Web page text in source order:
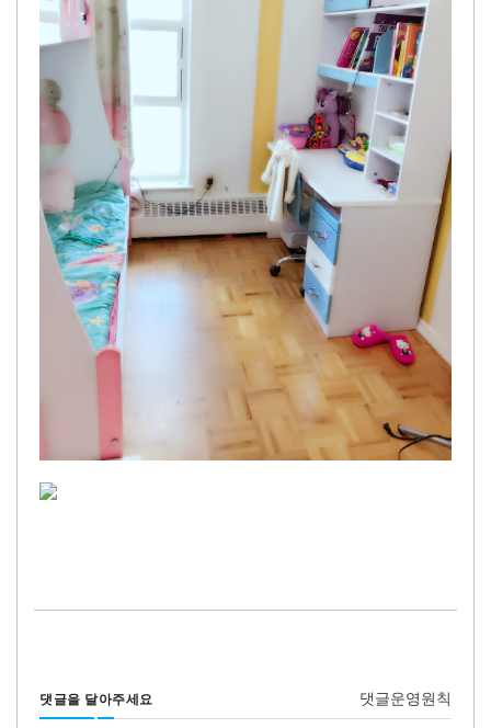
댓글을 달아주세요 댓글운영원칙